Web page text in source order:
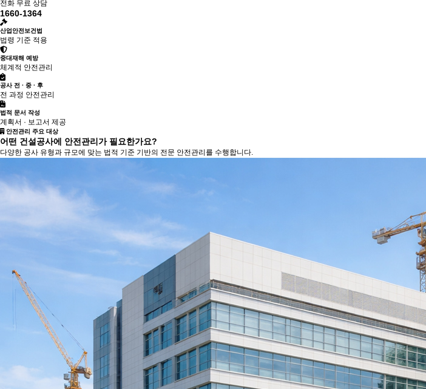
전화 무료 상담
1660-1364
산업안전보건법
법령 기준 적용
중대재해 예방
체계적 안전관리
공사 전 · 중 · 후
전 과정 안전관리
법적 문서 작성
계획서 · 보고서 제공
안전관리 주요 대상
어떤 건설공사에 안전관리가 필요한가요?
다양한 공사 유형과 규모에 맞는 법적 기준 기반의 전문 안전관리를 수행합니다.